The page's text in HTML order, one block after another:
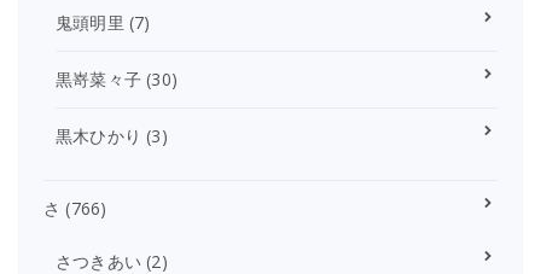
鬼頭明里 (7)
黒嵜菜々子 (30)
黒木ひかり (3)
さ (766)
さつきあい (2)